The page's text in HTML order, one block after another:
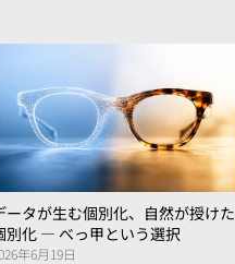
ータが生む個別化、自然が授けた
別化 ― べっ甲という選択
年6月19日